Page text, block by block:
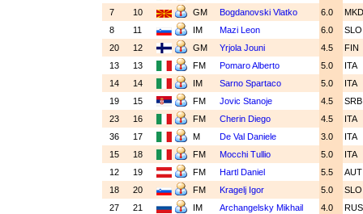
7
10 GM Bogdanovski Vlatko 6.0
8
11 IM Mazi Leon 6.0
20
12 GM Yrjola Jouni 4.5
FIN
13
13 FM Pomaro Alberto 5.0
ITA
14
14 IM Sarno Spartaco 5.0
ITA
19
15 FM Jovic Stanoje 4.5
23
16 FM Cherin Diego 4.5
ITA
36
17 M De Val Daniele 3.0
ITA
15
18 FM Mocchi Tullio 5.0
ITA
12
19 FM Hartl Daniel 5.5
18
20 FM Kragelj Igor 5.0
27
21 IM Archangelsky Mikhail 4.0